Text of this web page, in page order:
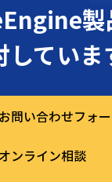
製
していま
お問い合わせフォ
オンライン相談